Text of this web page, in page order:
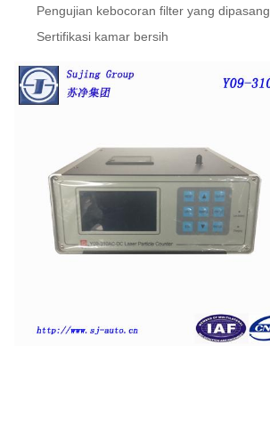
Pengujian kebocoran filter yang dipasang
Sertifikasi kamar bersih